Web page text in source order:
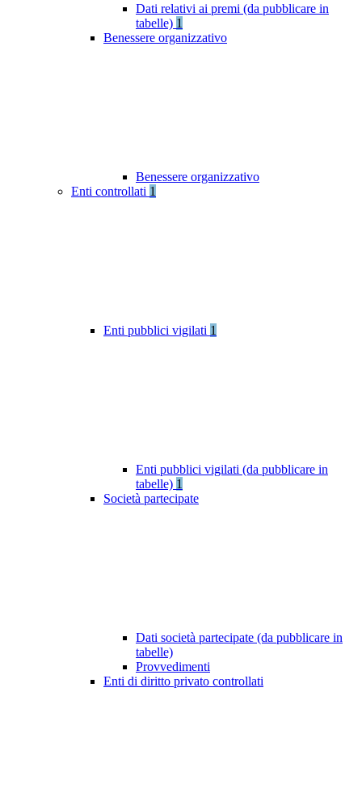
Dati relativi ai premi (da pubblicare in
tabelle) 1
Benessere organizzativo
Benessere organizzativo
Enti controllati 1
Enti pubblici vigilati 1
Enti pubblici vigilati (da pubblicare in
tabelle) 1
Società partecipate
Dati società partecipate (da pubblicare in
tabelle)
Provvedimenti
Enti di diritto privato controllati